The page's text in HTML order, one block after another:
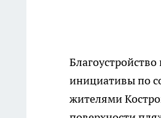
инициативы по
жителями